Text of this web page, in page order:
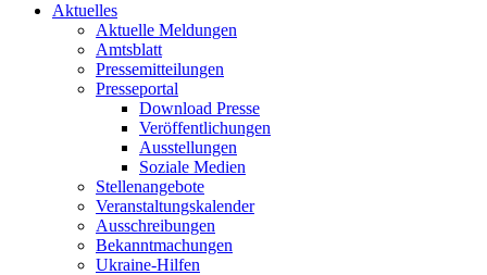
Aktuelles
Aktuelle Meldungen
Amtsblatt
Pressemitteilungen
Presseportal
Download Presse
Veröffentlichungen
Ausstellungen
Soziale Medien
Stellenangebote
Veranstaltungskalender
Ausschreibungen
Bekanntmachungen
Ukraine-Hilfen